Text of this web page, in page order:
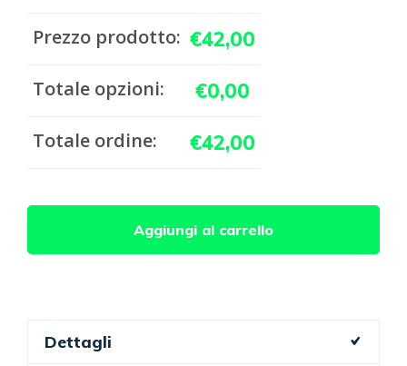
Prezzo prodotto: €42,00
Totale opzioni: €0,00
Totale ordine: €42,00
Aggiungi al carrello
Dettagli